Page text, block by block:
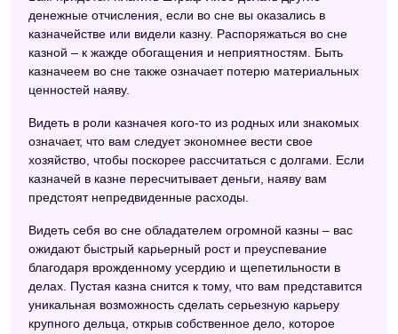
Современный сонник
Психологический сонник
Цыганский сонник
Сонник XXI века
Сонник целительницы Федоровской
Эзотерический сонник
Сонник значение снов
Астрологический сонник
Сонник Цветкова
денежные отчисления, если во сне вы оказались в
казначействе или видели казну. Распоряжаться во сне
казной – к жажде обогащения и неприятностям. Быть
казначеем во сне также означает потерю материальных
ценностей наяву.
Видеть в роли казначея кого-то из родных или знакомых
означает, что вам следует экономнее вести свое
хозяйство, чтобы поскорее рассчитаться с долгами. Если
казначей в казне пересчитывает деньги, наяву вам
предстоят непредвиденные расходы.
Видеть себя во сне обладателем огромной казны – вас
ожидают быстрый карьерный рост и преуспевание
благодаря врожденному усердию и щепетильности в
делах. Пустая казна снится к тому, что вам представится
уникальная возможность сделать серьезную карьеру
крупного дельца, открыв собственное дело, которое